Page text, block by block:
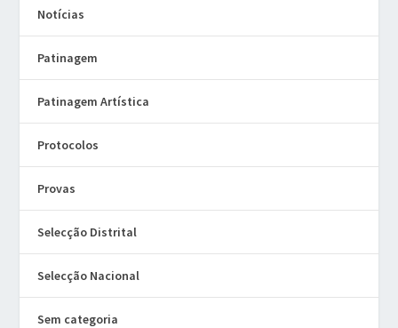
Notícias
Patinagem
Patinagem Artística
Protocolos
Provas
Selecção Distrital
Selecção Nacional
Sem categoria